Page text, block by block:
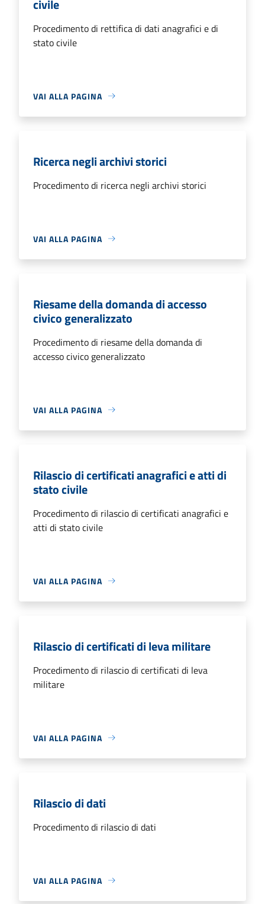
civile
Procedimento di rettifica di dati anagrafici e di
stato civile
VAI ALLA PAGINA
Ricerca negli archivi storici
Procedimento di ricerca negli archivi storici
VAI ALLA PAGINA
Riesame della domanda di accesso
civico generalizzato
Procedimento di riesame della domanda di
accesso civico generalizzato
VAI ALLA PAGINA
Rilascio di certificati anagrafici e atti di
stato civile
Procedimento di rilascio di certificati anagrafici e
atti di stato civile
VAI ALLA PAGINA
Rilascio di certificati di leva militare
Procedimento di rilascio di certificati di leva
militare
VAI ALLA PAGINA
Rilascio di dati
Procedimento di rilascio di dati
VAI ALLA PAGINA